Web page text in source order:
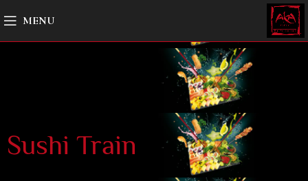
MENU
Sushi Train